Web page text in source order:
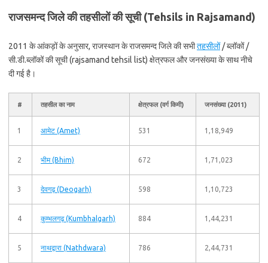
राजसमन्द जिले की तहसीलों की सूची (Tehsils in Rajsamand)
2011 के आंकड़ों के अनुसार, राजस्थान के राजसमन्द जिले की सभीतहसीलों/ ब्लॉकों /
सी.डी.ब्लॉकों की सूची (rajsamand tehsil list) क्षेत्रफल और जनसंख्या के साथ नीचे
दी गई है।
# तहसील का नाम क्षेत्रफल (वर्ग किमी) जनसंख्या (2011)
1 आमेट (Amet) 531 1,18,949
2 भीम (Bhim) 672 1,71,023
3 देवगढ़ (Deogarh) 598 1,10,723
4 कुम्भलगढ़ (Kumbhalgarh) 884 1,44,231
5 नाथद्वारा (Nathdwara) 786 2,44,731